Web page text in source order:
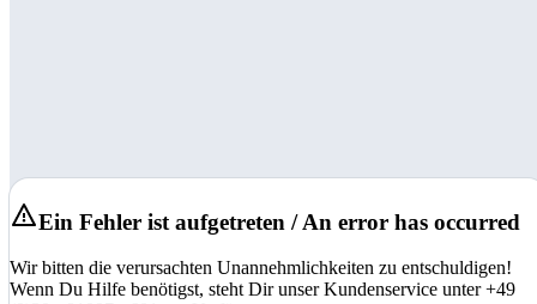
Ein Fehler ist aufgetreten / An error has occurred
Wir bitten die verursachten Unannehmlichkeiten zu entschuldigen!
Wenn Du Hilfe benötigst, steht Dir unser Kundenservice unter +49